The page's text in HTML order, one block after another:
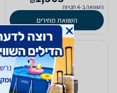
השוואה ב-4 חנויות
השוואת מחירים